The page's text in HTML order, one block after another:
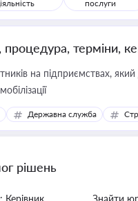
послуги
процедура, терміни,
на підприємствах,
Державна служба
рішень
Керівник Знайти